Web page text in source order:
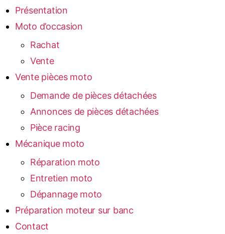
Présentation
Moto d’occasion
Rachat
Vente
Vente pièces moto
Demande de pièces détachées
Annonces de pièces détachées
Pièce racing
Mécanique moto
Réparation moto
Entretien moto
Dépannage moto
Préparation moteur sur banc
Contact